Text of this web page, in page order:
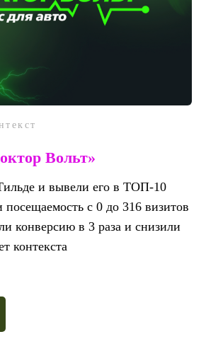
Вольт»
и вывели его в ТОП-10
с 0 до 316 визитов
конверсию в 3 раза и снизили
контекста